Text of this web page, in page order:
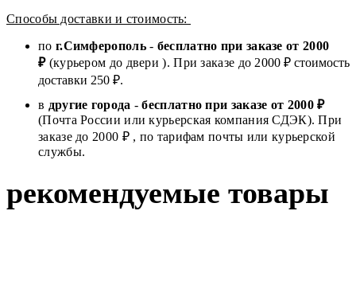
Способы доставки и стоимость:
по г.Симферополь- бесплатно при заказе от 2000
₽(курьером до двери ). При заказе до 2000 ₽ стоимость
доставки 250 ₽.
в другие города -бесплатно при заказе от 2000 ₽
(Почта России или курьерская компания СДЭК). При
заказе до 2000 ₽ , по тарифам почты или курьерской
службы.
рекомендуемые товары